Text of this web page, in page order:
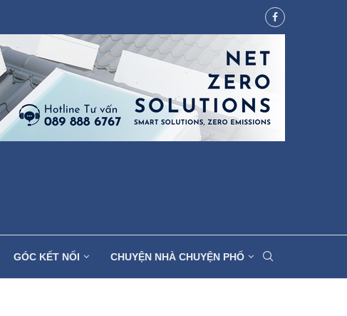
GÓC KẾT NỐI CHUYỆN NHÀ CHUYỆN PHỐ